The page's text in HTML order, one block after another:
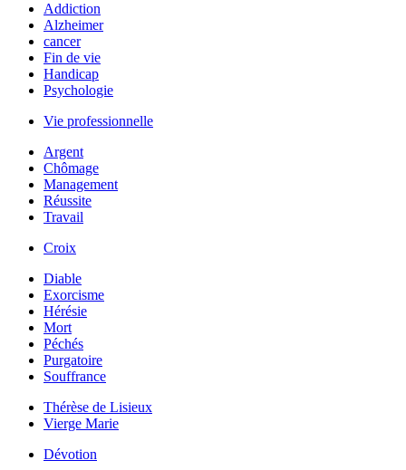
Addiction
Alzheimer
cancer
Fin de vie
Handicap
Psychologie
Vie professionnelle
Argent
Chômage
Management
Réussite
Travail
Croix
Diable
Exorcisme
Hérésie
Mort
Péchés
Purgatoire
Souffrance
Thérèse de Lisieux
Vierge Marie
Dévotion